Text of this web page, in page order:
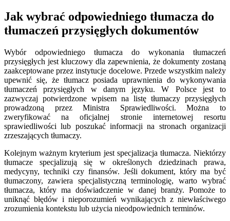
Jak wybrać odpowiedniego tłumacza do
tłumaczeń przysięgłych dokumentów
Wybór odpowiedniego tłumacza do wykonania tłumaczeń
przysięgłych jest kluczowy dla zapewnienia, że dokumenty zostaną
zaakceptowane przez instytucje docelowe. Przede wszystkim należy
upewnić się, że tłumacz posiada uprawnienia do wykonywania
tłumaczeń przysięgłych w danym języku. W Polsce jest to
zazwyczaj potwierdzone wpisem na listę tłumaczy przysięgłych
prowadzoną przez Ministra Sprawiedliwości. Można to
zweryfikować na oficjalnej stronie internetowej resortu
sprawiedliwości lub poszukać informacji na stronach organizacji
zrzeszających tłumaczy.
Kolejnym ważnym kryterium jest specjalizacja tłumacza. Niektórzy
tłumacze specjalizują się w określonych dziedzinach prawa,
medycyny, techniki czy finansów. Jeśli dokument, który ma być
tłumaczony, zawiera specjalistyczną terminologię, warto wybrać
tłumacza, który ma doświadczenie w danej branży. Pomoże to
uniknąć błędów i nieporozumień wynikających z niewłaściwego
zrozumienia kontekstu lub użycia nieodpowiednich terminów.